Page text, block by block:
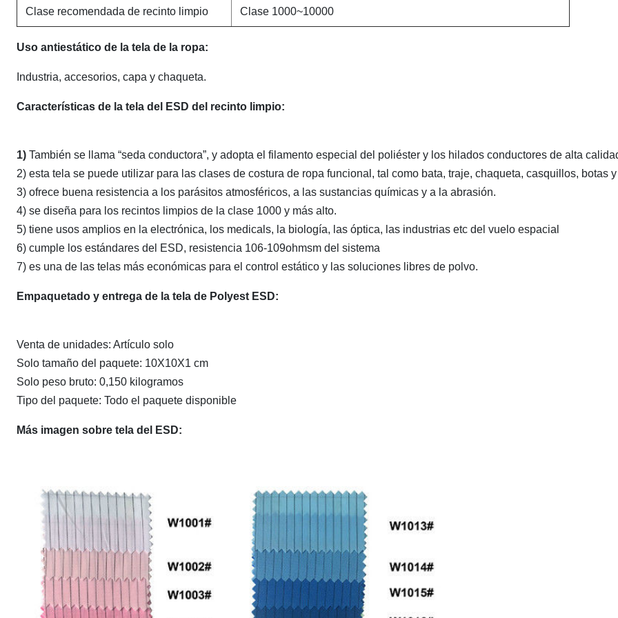
Clase recomendada de recinto limpio Clase 1000~10000
Uso antiestático de la tela de la ropa:
Industria, accesorios, capa y chaqueta.
Características de la tela del ESD del recinto limpio:
1) También se llama “seda conductora”, y adopta el filamento especial del poliéster y los hilados conductores de alta
2) esta tela se puede utilizar para las clases de costura de ropa funcional, tal como bata, traje, chaqueta, casquillos, botas
3) ofrece buena resistencia a los parásitos atmosféricos, a las sustancias químicas y a la abrasión.
4) se diseña para los recintos limpios de la clase 1000 y más alto.
5) tiene usos amplios en la electrónica, los medicals, la biología, las óptica, las industrias etc del vuelo espacial
6) cumple los estándares del ESD, resistencia 106-109ohmsm del sistema
7) es una de las telas más económicas para el control estático y las soluciones libres de polvo.
Empaquetado y entrega de la tela de Polyest ESD:
Venta de unidades: Artículo solo
Solo tamaño del paquete: 10X10X1 cm
Solo peso bruto: 0,150 kilogramos
Tipo del paquete: Todo el paquete disponible
Más imagen sobre tela del ESD: